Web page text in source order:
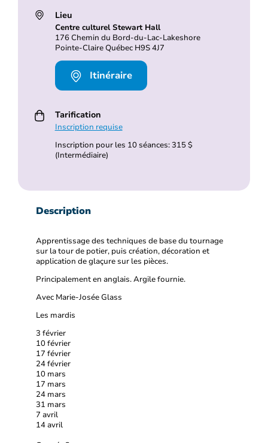
Lieu
Centre culturel Stewart Hall
176 Chemin du Bord-du-Lac-Lakeshore
Pointe-Claire Québec H9S 4J7
Itinéraire
Tarification
Inscription requise
Inscription pour les 10 séances: 315 $
(Intermédiaire)
Description
Apprentissage des techniques de base du tournage
sur la tour de potier, puis création, décoration et
application de glaçure sur les pièces.
Principalement en anglais. Argile fournie.
Avec Marie-Josée Glass
Les mardis
3 février
10 février
17 février
24 février
10 mars
17 mars
24 mars
31 mars
7 avril
14 avril